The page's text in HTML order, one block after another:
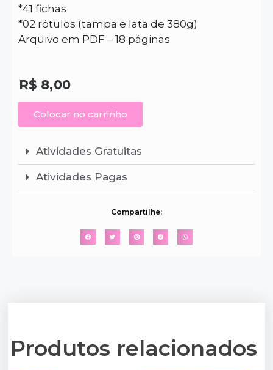
*41 fichas
*02 rótulos (tampa e lata de 380g)
Arquivo em PDF – 18 páginas
R$ 8,00
Colocar no carrinho
Atividades Gratuitas
Atividades Pagas
Compartilhe:
Produtos relacionados